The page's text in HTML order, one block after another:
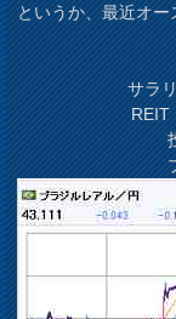
というか、最近オ
サラ
REIT